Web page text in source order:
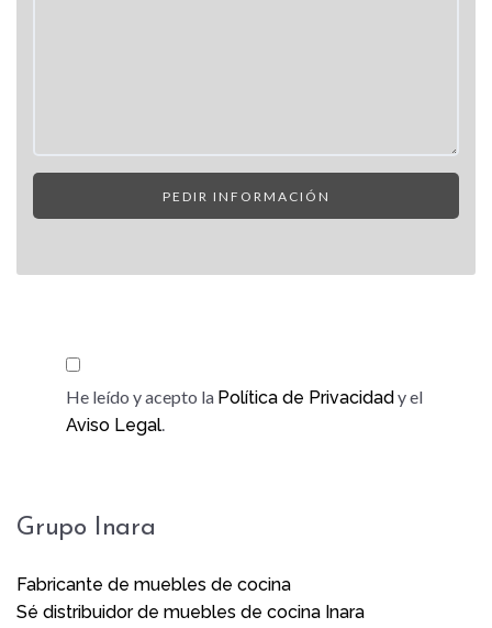
He leído y acepto la Política de Privacidady el
Aviso Legal.
Grupo Inara
Fabricante de muebles de cocina
Sé distribuidor de muebles de cocina Inara